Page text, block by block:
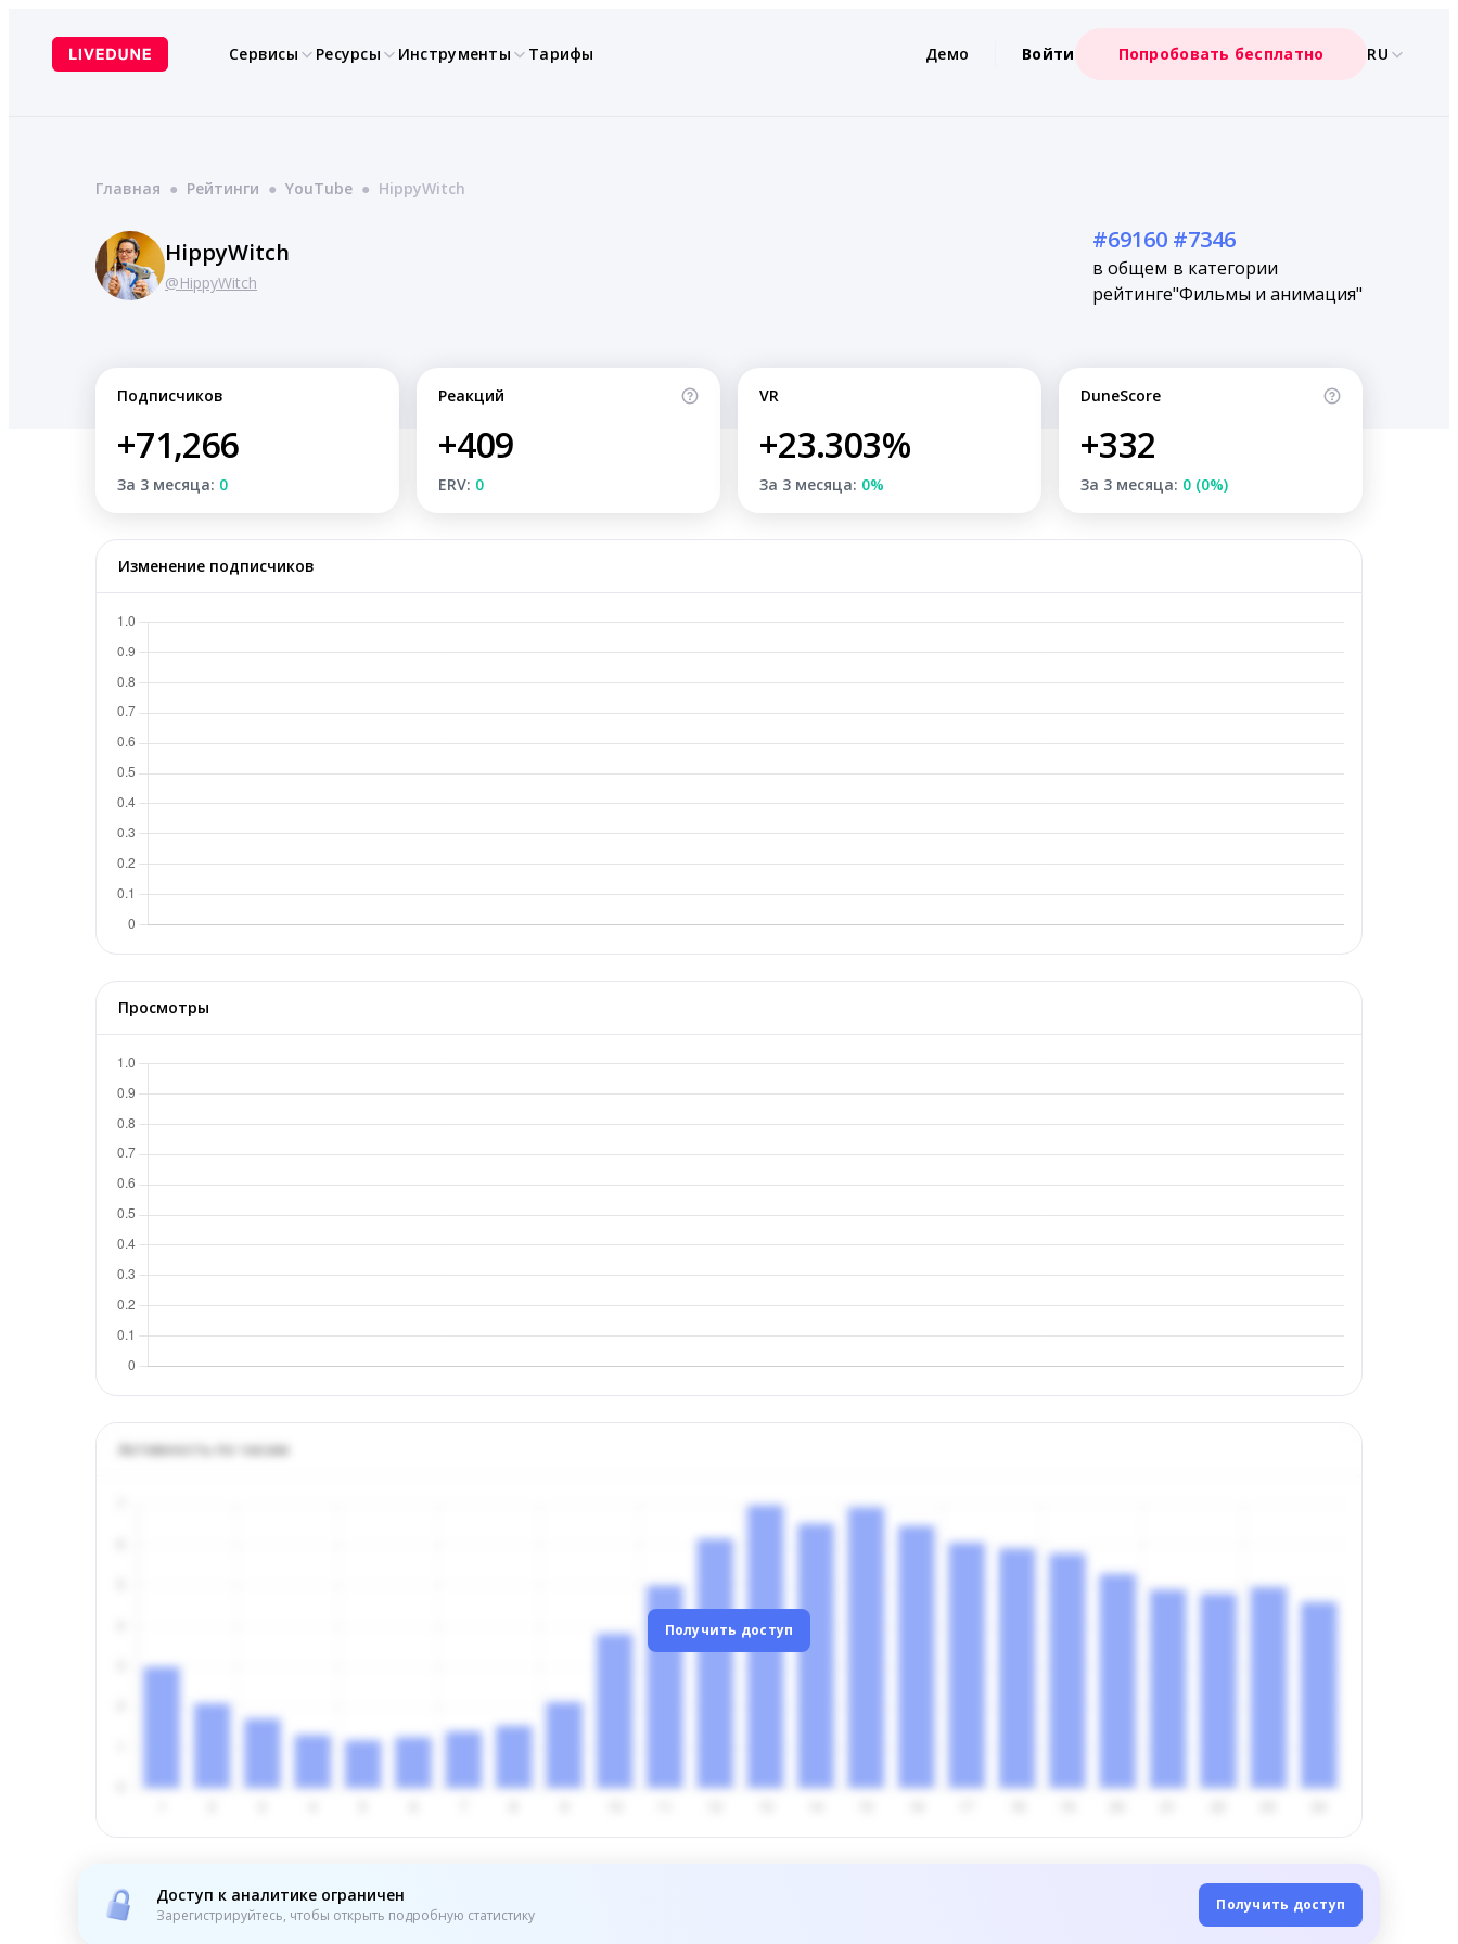
содержимому
Сервисы Ресурсы Инструменты Тарифы Демо Войти Попробовать бесплатно RU
Главная ● Рейтинги ● YouTube ● HippyWitch
HippyWitch
@HippyWitch
#69160
в общем
рейтинге
#7346
в категории
"Фильмы и анимация"
Подписчиков
+71,266
За 3 месяца: 0
Реакций
+409
ERV: 0
VR
+23.303%
За 3 месяца: 0%
DuneScore
+332
За 3 месяца: 0 (0%)
Изменение подписчиков
Просмотры
Активность по часам
Получить доступ
Доступ к аналитике ограничен
Зарегистрируйтесь, чтобы открыть подробную статистику
Получить доступ